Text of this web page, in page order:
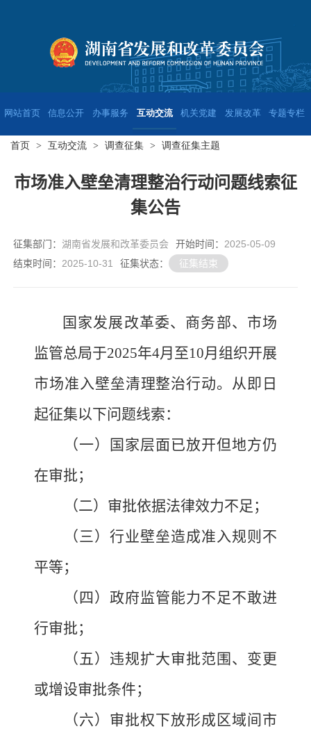
网站首页 信息公开 办事服务 互动交流 机关党建 发展改革 专题专栏
首页 > 互动交流 > 调查征集 > 调查征集主题